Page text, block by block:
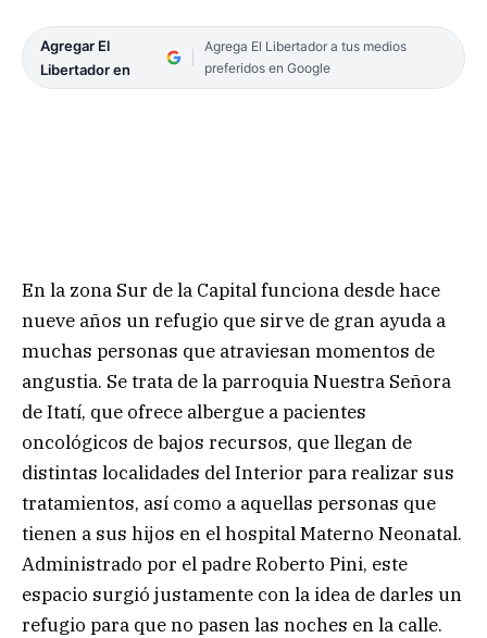
Agregar El
Libertador en
Agrega El Libertador a tus medios
preferidos en Google
En la zona Sur de la Capital funciona desde hace
nueve años un refugio que sirve de gran ayuda a
muchas personas que atraviesan momentos de
angustia. Se trata de la parroquia Nuestra Señora
de Itatí, que ofrece albergue a pacientes
oncológicos de bajos recursos, que llegan de
distintas localidades del Interior para realizar sus
tratamientos, así como a aquellas personas que
tienen a sus hijos en el hospital Materno Neonatal.
Administrado por el padre Roberto Pini, este
espacio surgió justamente con la idea de darles un
refugio para que no pasen las noches en la calle.